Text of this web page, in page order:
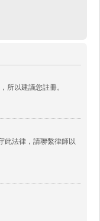
所以建議您註冊。
此法律，請聯繫律師以